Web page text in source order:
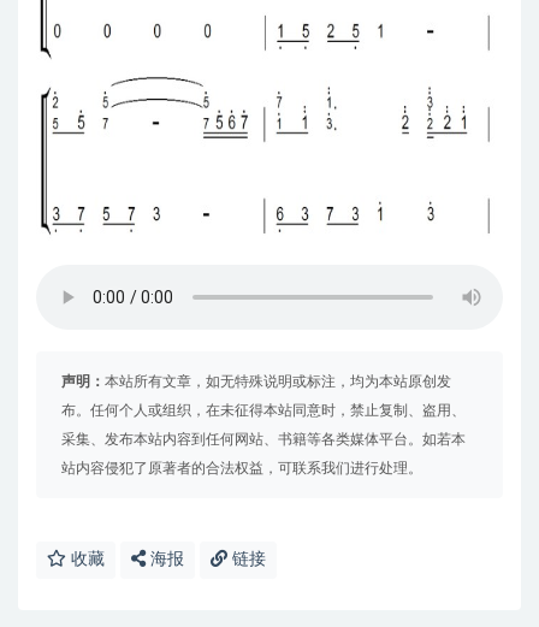
声明： 本站所有文章，如无特殊说明或标注，均为本站原创发
布。任何个人或组织，在未征得本站同意时，禁止复制、盗用、
采集、发布本站内容到任何网站、书籍等各类媒体平台。如若本
站内容侵犯了原著者的合法权益，可联系我们进行处理。
收藏 海报 链接